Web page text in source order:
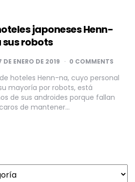
japoneses Henn-
robots
DE ENERO DE 2019 0 COMMENTS
hoteles Henn-na, cuyo personal
mayoría por robots, está
de sus androides porque fallan
de mantener…